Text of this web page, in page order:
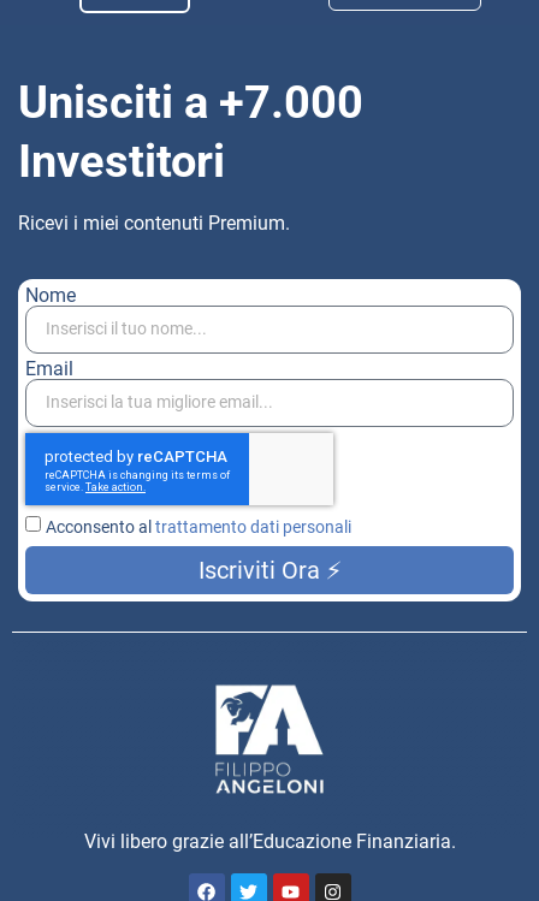
Unisciti a +7.000
Investitori
Ricevi i miei contenuti Premium.
Nome
Email
Acconsento al trattamento dati personali
Iscriviti Ora ⚡
Vivi libero grazie all’Educazione Finanziaria.